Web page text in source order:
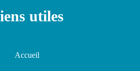
utiles
Accueil